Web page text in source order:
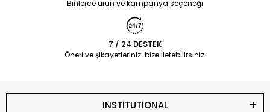
Binlerce ürün ve kampanya seçeneği
7 / 24 DESTEK
Öneri ve şikayetlerinizi bize iletebilirsiniz.
INSTİTUTİONAL